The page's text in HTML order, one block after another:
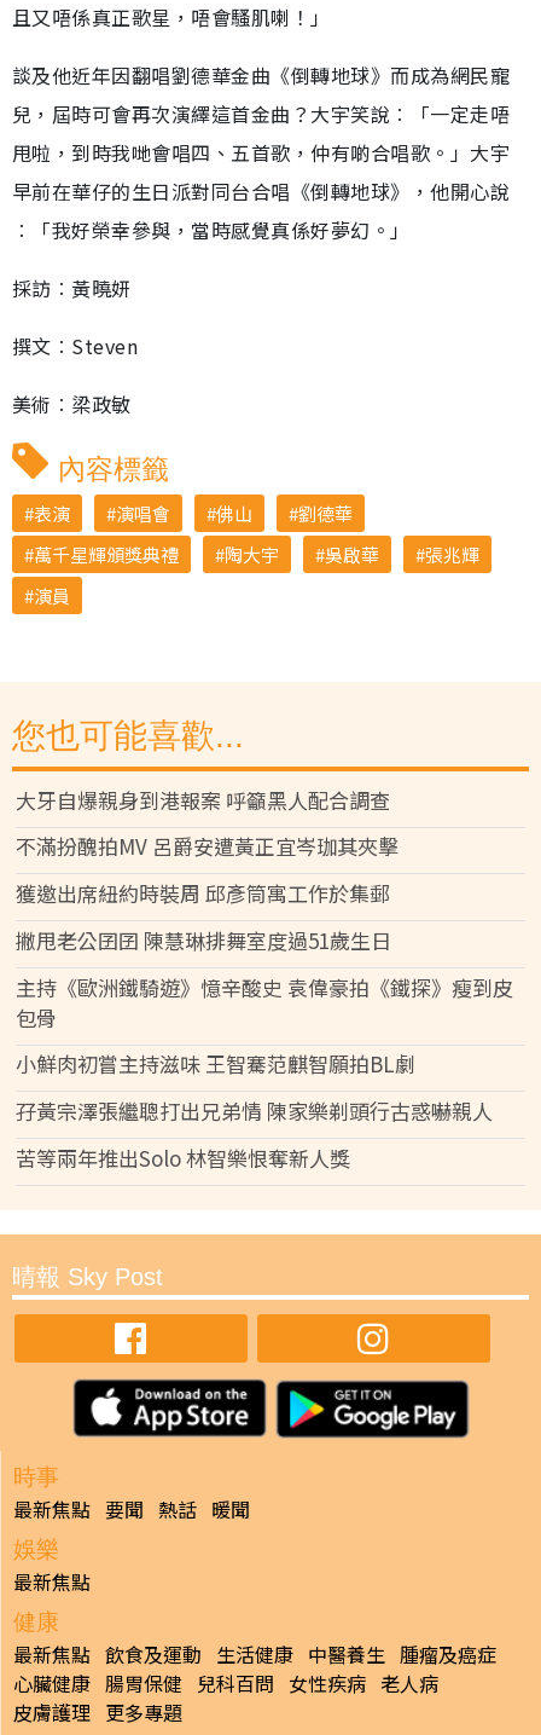
且又唔係真正歌星，唔會騷肌喇！」
談及他近年因翻唱劉德華金曲《倒轉地球》而成為網民寵
兒，屆時可會再次演繹這首金曲？大宇笑說︰「一定走唔
甩啦，到時我哋會唱四、五首歌，仲有啲合唱歌。」大宇
早前在華仔的生日派對同台合唱《倒轉地球》，他開心說
︰「我好榮幸參與，當時感覺真係好夢幻。」
採訪︰黃曉妍
撰文︰Steven
美術︰梁政敏
內容標籤
表演 演唱會 佛山
劉德華
萬千星輝頒獎典禮
陶大宇 吳啟華
張兆輝
演員
您也可能喜歡...
大牙自爆親身到港報案 呼籲黑人配合調查
不滿扮醜拍MV 呂爵安遭黃正宜岑珈其夾擊
獲邀出席紐約時裝周 邱彥筒寓工作於集郵
撇甩老公囝囝 陳慧琳排舞室度過51歲生日
主持《歐洲鐵騎遊》憶辛酸史 袁偉豪拍《鐵探》瘦到皮
包骨
小鮮肉初嘗主持滋味 王智騫范麒智願拍BL劇
孖黃宗澤張繼聰打出兄弟情 陳家樂剃頭行古惑嚇親人
苦等兩年推出Solo 林智樂恨奪新人獎
晴報 Sky Post
時事
最新焦點 要聞 熱話 暖聞
娛樂
最新焦點
健康
最新焦點 飲食及運動 生活健康 中醫養生 腫瘤及癌症
心臟健康 腸胃保健 兒科百問 女性疾病 老人病
皮膚護理 更多專題